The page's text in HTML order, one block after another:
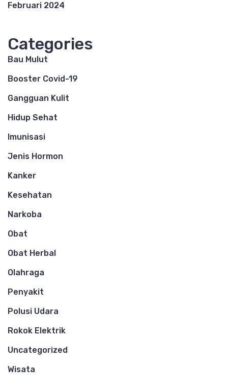
Februari 2024
Categories
Bau Mulut
Booster Covid-19
Gangguan Kulit
Hidup Sehat
Imunisasi
Jenis Hormon
Kanker
Kesehatan
Narkoba
Obat
Obat Herbal
Olahraga
Penyakit
Polusi Udara
Rokok Elektrik
Uncategorized
Wisata